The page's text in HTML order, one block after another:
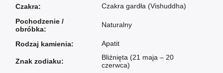
Czakra:
Czakra gardła (Vishuddha)
Pochodzenie /
obróbka:
Naturalny
Rodzaj kamienia: Apatit
Znak zodiaku:
Bliźnięta (21 maja – 20
czerwca)